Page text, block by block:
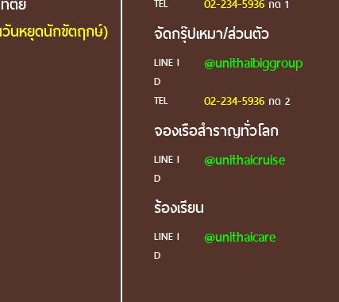
นหยุดนักขัตฤกษ์)
TEL 02-234-5936กด 1
จัดกรุ๊ปเหมา/ส่วนตัว
LINE I
D
@unithaibiggroup
TEL 02-234-5936กด 2
จองเรือสำราญทั่วโลก
LINE I
D
@unithaicruise
ร้องเรียน
LINE I
D
@unithaicare